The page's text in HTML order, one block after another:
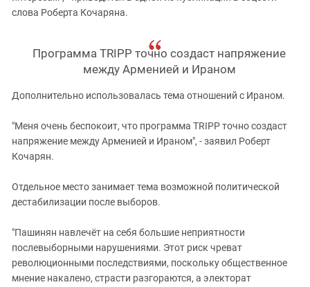
слова Роберта Кочаряна.
Программа TRIPP точно создаст напряжение
между Арменией и Ираном
Дополнительно использовалась тема отношений с Ираном.
"Меня очень беспокоит, что программа TRIPP точно создаст
напряжение между Арменией и Ираном", - заявил Роберт
Кочарян.
Отдельное место занимает тема возможной политической
дестабилизации после выборов.
"Пашинян навлечёт на себя большие неприятности
послевыборными нарушениями. Этот риск чреват
революционными последствиями, поскольку общественное
мнение накалено, страсти разгораются, а электорат